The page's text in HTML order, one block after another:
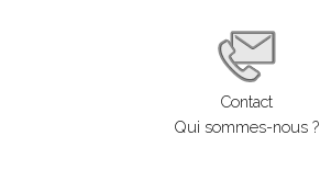
Contact
Qui sommes-nous ?